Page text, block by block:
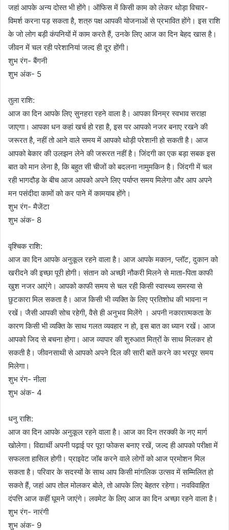
जहां आपके अन्य दोस्त भी होंगे। ऑफिस में किसी काम को लेकर थोड़ा विचार-
विमर्श करना पड़ सकता है, शत्रु पक्ष आपकी योजनाओं से प्रभावित होंगे। इस राशि
के जो लोग बड़ी कंपनियों में काम करते हैं, उनके लिए आज का दिन बेहद खास है।
जीवन में चल रही परेशानियां जल्द ही दूर होंगी।
शुभ रंग- बैंगनी
शुभ अंक- 5
तुला राशि:
आज का दिन आपके लिए सुनहरा रहने वाला है। आपका विनम्र स्वभाव सराहा
जाएगा। आपका धन कहां खर्च हो रहा है, इस पर आपको नजर बनाए रखने की
जरूरत है, नहीं तो आने वाले समय में आपको थोड़ी परेशानी हो सकती है। आज
आपको बेकार की उलझन लेने की जरूरत नहीं है। जिंदगी का एक बड़ा सबक इस
बात को मान लेना है, कि बहुत सी चीजों को बदलना नामुमकिन है। जिंदगी में चल
रही भागदौड़ के बीच आज आपको अपने लिए पर्याप्त समय मिलेगा और आप अपने
मन पसंदीदा कामों को कर पाने में कामयाब होंगे।
शुभ रंग- मैजेंटा
शुभ अंक- 8
वृश्चिक राशि:
आज का दिन आपके अनुकूल रहने वाला है। आज आपके मकान, प्लॉट, दुकान को
खरीदने की इच्छा पूरी होगी। संतान को अच्छी नौकरी मिलने से माता-पिता काफी
खुश नजर आएंगे। आपको काफी समय से चल रही किसी स्वास्थ्य समस्या से
छुटकारा मिल सकता है। आज किसी भी व्यक्ति के लिए प्रतिशोध की भावना न
रखें। जैसी आपकी सोच रहेगी, वैसे ही अनुभव मिलेंगे । अपनी नकारात्मकता के
कारण किसी भी व्यक्ति के साथ गलत व्यवहार न हो, इस बात का ध्यान रखें। आज
आपको जिद से बचना होगा। आज व्यापार की शुरुआत मित्रों के साथ मिलकर हो
सकती है। जीवनसाथी से आपको अपने दिल की सारी बातें करने का भरपूर समय
मिलेगा।
शुभ रंग- नीला
शुभ अंक- 4
धनु राशि:
आज का दिन आपके अनुकूल रहने वाला है। आज का दिन तरक्की के नए मार्ग
खोलेगा। विद्यार्थी अपनी पढ़ाई पर पूरा फोकस बनाए रखें, जल्द ही आपको परीक्षा में
सफलता हासिल होगी। प्राइवेट जॉब करने वाले लोगों को आज प्रमोशन मिल
सकता है। परिवार के सदस्यों के साथ आप किसी मांगलिक उत्सव में सम्मिलित हो
सकते हैं, जहां आप तोल मोलकर बोले, तो आपके लिए बेहतर रहेगा। नवविवाहित
दंपत्ति आज कहीं घूमने जाएंगे। लवमेट के लिए आज का दिन अच्छा रहने वाला है।
शुभ रंग- नारंगी
शुभ अंक- 9